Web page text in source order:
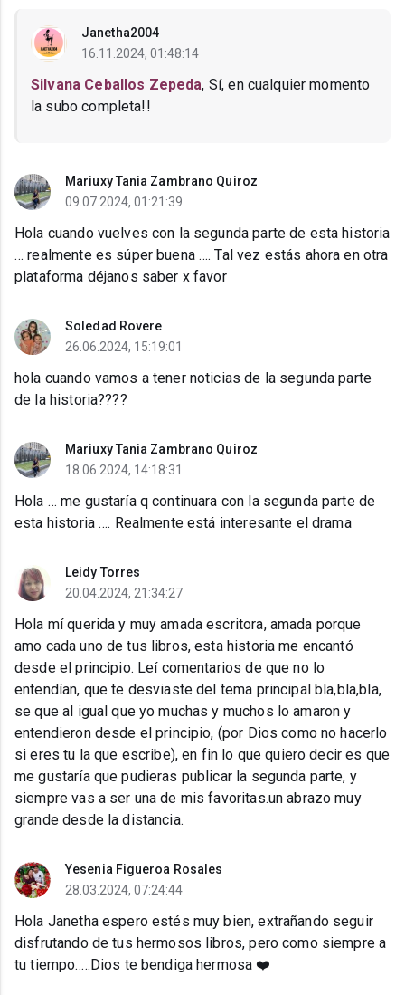
Janetha2004
16.11.2024, 01:48:14
Silvana Ceballos Zepeda, Sí, en cualquier momento
la subo completa!!
Mariuxy Tania Zambrano Quiroz
09.07.2024, 01:21:39
Hola cuando vuelves con la segunda parte de esta historia
… realmente es súper buena …. Tal vez estás ahora en otra
plataforma déjanos saber x favor
Soledad Rovere
26.06.2024, 15:19:01
hola cuando vamos a tener noticias de la segunda parte
de la historia????
Mariuxy Tania Zambrano Quiroz
18.06.2024, 14:18:31
Hola … me gustaría q continuara con la segunda parte de
esta historia …. Realmente está interesante el drama
Leidy Torres
20.04.2024, 21:34:27
Hola mí querida y muy amada escritora, amada porque
amo cada uno de tus libros, esta historia me encantó
desde el principio. Leí comentarios de que no lo
entendían, que te desviaste del tema principal bla,bla,bla,
se que al igual que yo muchas y muchos lo amaron y
entendieron desde el principio, (por Dios como no hacerlo
si eres tu la que escribe), en fin lo que quiero decir es que
me gustaría que pudieras publicar la segunda parte, y
siempre vas a ser una de mis favoritas.un abrazo muy
grande desde la distancia.
Yesenia Figueroa Rosales
28.03.2024, 07:24:44
Hola Janetha espero estés muy bien, extrañando seguir
disfrutando de tus hermosos libros, pero como siempre a
tu tiempo…..Dios te bendiga hermosa ❤️